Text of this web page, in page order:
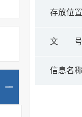
存放位
文
信息名